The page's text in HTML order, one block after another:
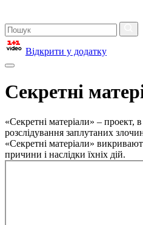
Відкрити у додатку
Секретні
«Секретні матеріали» – проект,
розслідування заплутаних
«Секретні матеріали»
причини і наслідки їхніх дій.